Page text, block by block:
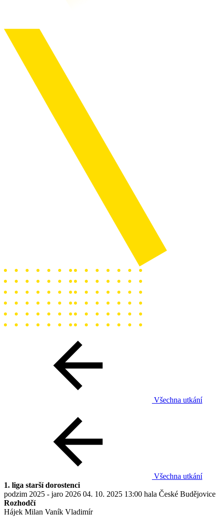
Všechna utkání
Všechna utkání
1. liga starší dorostenci
podzim 2025 - jaro 2026 04. 10. 2025 13:00 hala České Budějovice
Rozhodčí
Hájek Milan Vaník Vladimír